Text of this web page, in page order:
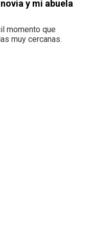
y mi abuela
momento que
muy cercanas.